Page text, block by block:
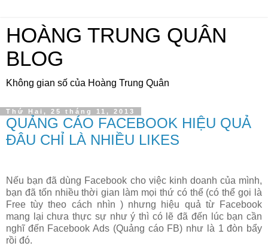
HOÀNG TRUNG QUÂN
BLOG
Không gian số của Hoàng Trung Quân
Thứ Hai, 25 tháng 11, 2013
QUẢNG CÁO FACEBOOK HIỆU QUẢ
ĐÂU CHỈ LÀ NHIỀU LIKES
Nếu bạn đã dùng Facebook cho việc kinh doanh của mình,
bạn đã tốn nhiều thời gian làm mọi thứ có thể (có thể gọi là
Free tùy theo cách nhìn ) nhưng hiệu quả từ Facebook
mang lại chưa thực sự như ý thì có lẽ đã đến lúc bạn cần
nghĩ đến Facebook Ads (Quảng cáo FB) như là 1 đòn bẩy
rồi đó.